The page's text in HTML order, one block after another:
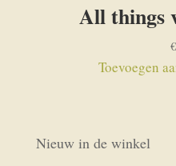
All things
€
Toevoegen
Nieuw in de winkel